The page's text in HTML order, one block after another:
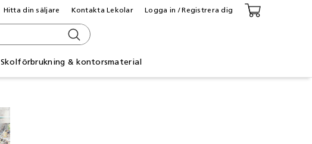
Skolförbrukning & kontorsmaterial
Hitta din säljare Kontakta Lekolar Logga in / Registrera dig